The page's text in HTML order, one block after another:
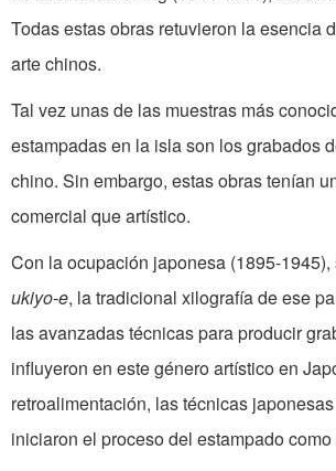
Todas estas obras retuvieron la esencia
arte chinos.
Tal vez unas de las muestras más
estampadas en la isla son los grabados
chino. Sin embargo, estas obras tenían
comercial que artístico.
Con la ocupación japonesa (1895-1945),
ukiyo-e, la tradicional xilografía de ese
las avanzadas técnicas para producir
influyeron en este género artístico en
retroalimentación, las técnicas
iniciaron el proceso del estampado